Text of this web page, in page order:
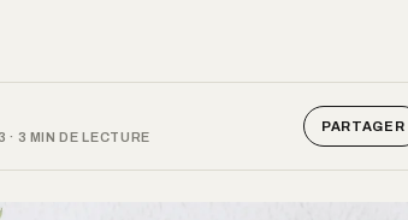
3 MIN DE LECTURE
PARTAGER